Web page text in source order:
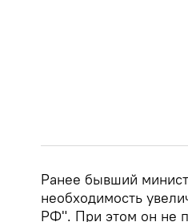
Ранее бывший
необходимость
РФ". При этом он не